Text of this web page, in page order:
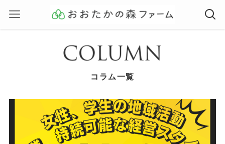
コラム一覧